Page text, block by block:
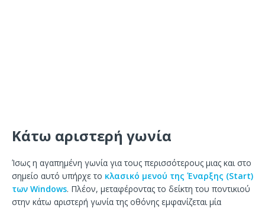
Κάτω αριστερή γωνία
Ίσως η αγαπημένη γωνία για τους περισσότερους μιας και στο
σημείο αυτό υπήρχε το κλασικό μενού της Έναρξης (Start)
των Windows. Πλέον, μεταφέροντας το δείκτη του ποντικιού
στην κάτω αριστερή γωνία της οθόνης εμφανίζεται μία